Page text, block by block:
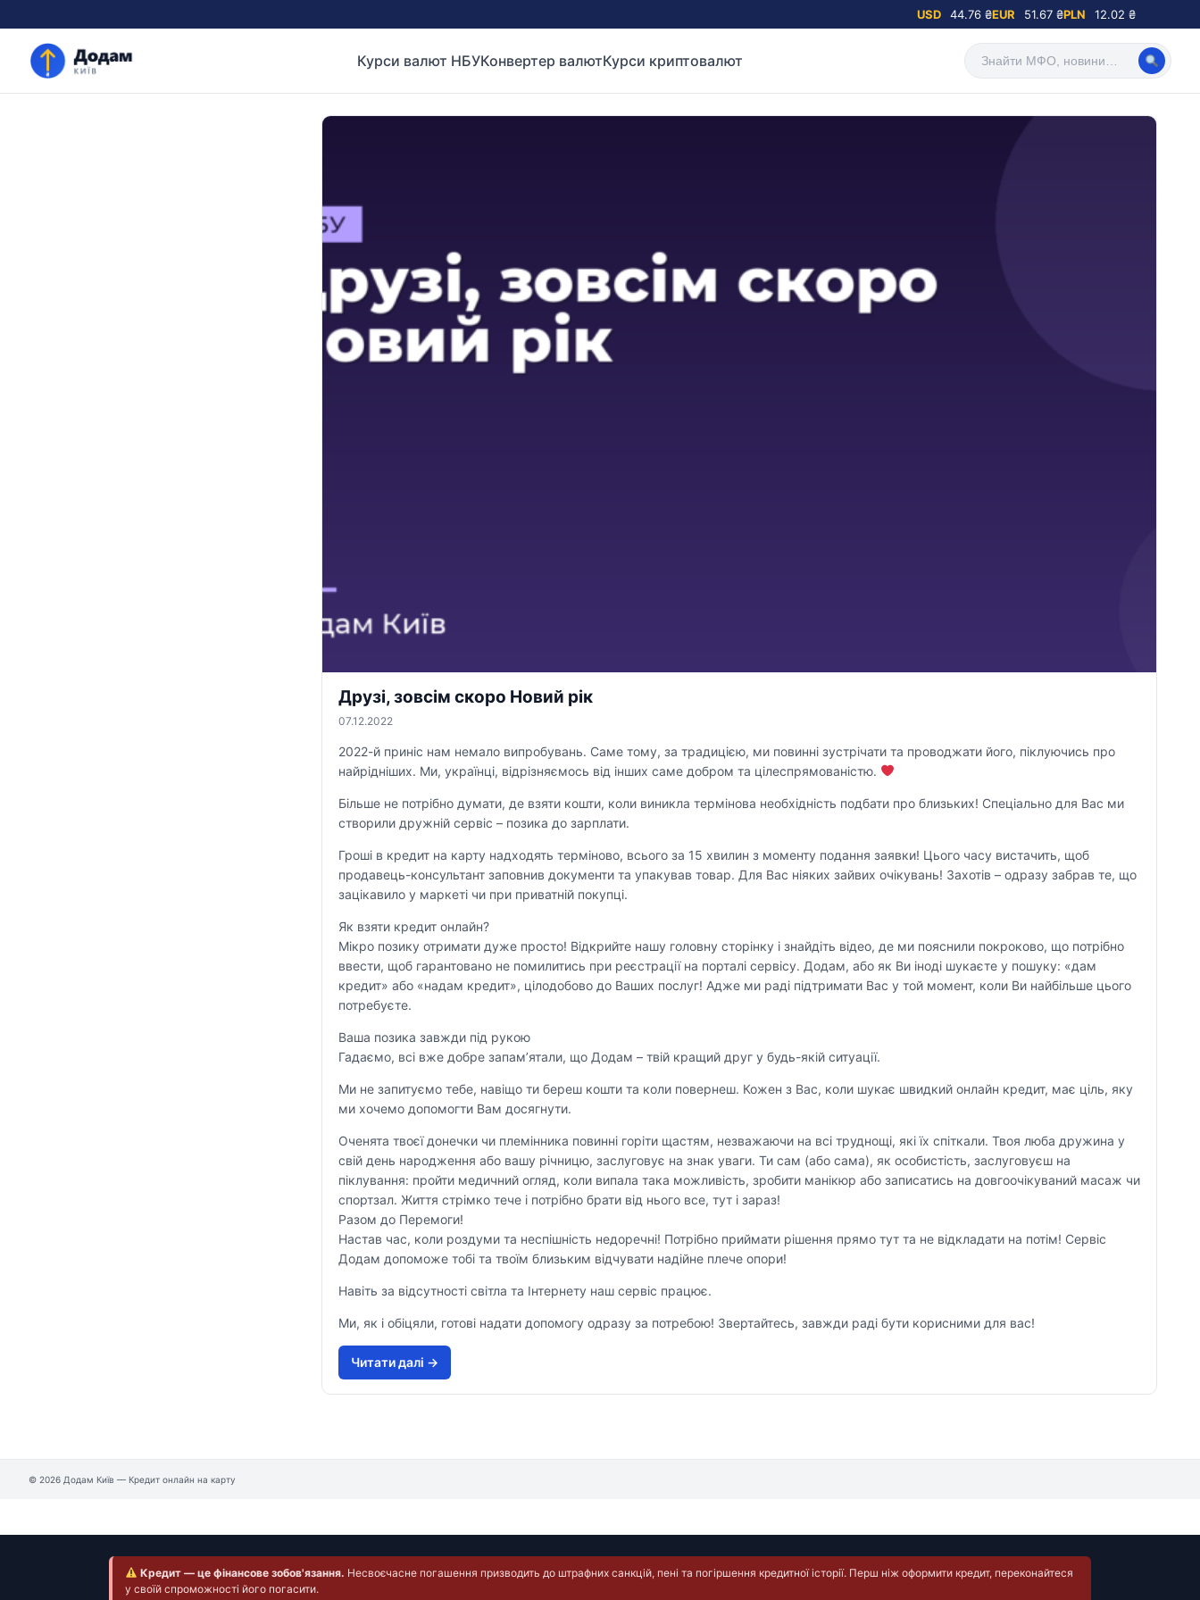
USD 44.76 ₴EUR 51.67 ₴PLN 12.02 ₴
Курси валют НБУКонвертер валютКурси криптовалют
Друзі, зовсім скоро Новий рік
07.12.2022
2022-й приніс нам немало випробувань. Саме тому, за традицією, ми повинні зустрічати та проводжати його, піклуючись про
найрідніших. Ми, українці, відрізняємось від інших саме добром та цілеспрямованістю.
Більше не потрібно думати, де взяти кошти, коли виникла термінова необхідність подбати про близьких! Спеціально для Вас ми
створили дружній сервіс – позика до зарплати.
Гроші в кредит на карту надходять терміново, всього за 15 хвилин з моменту подання заявки! Цього часу вистачить, щоб
продавець-консультант заповнив документи та упакував товар. Для Вас ніяких зайвих очікувань! Захотів – одразу забрав те, що
зацікавило у маркеті чи при приватній покупці.
Як взяти кредит онлайн?
Мікро позику отримати дуже просто! Відкрийте нашу головну сторінку і знайдіть відео, де ми пояснили покроково, що потрібно
ввести, щоб гарантовано не помилитись при реєстрації на порталі сервісу. Додам, або як Ви іноді шукаєте у пошуку: «дам
кредит» або «надам кредит», цілодобово до Ваших послуг! Адже ми раді підтримати Вас у той момент, коли Ви найбільше цього
потребуєте.
Ваша позика завжди під рукою
Гадаємо, всі вже добре запам’ятали, що Додам – твій кращий друг у будь-якій ситуації.
Ми не запитуємо тебе, навіщо ти береш кошти та коли повернеш. Кожен з Вас, коли шукає швидкий онлайн кредит, має ціль, яку
ми хочемо допомогти Вам досягнути.
Оченята твоєї донечки чи племінника повинні горіти щастям, незважаючи на всі труднощі, які їх спіткали. Твоя люба дружина у
свій день народження або вашу річницю, заслуговує на знак уваги. Ти сам (або сама), як особистість, заслуговуєш на
піклування: пройти медичний огляд, коли випала така можливість, зробити манікюр або записатись на довгоочікуваний масаж чи
спортзал. Життя стрімко тече і потрібно брати від нього все, тут і зараз!
Разом до Перемоги!
Настав час, коли роздуми та неспішність недоречні! Потрібно приймати рішення прямо тут та не відкладати на потім! Сервіс
Додам допоможе тобі та твоїм близьким відчувати надійне плече опори!
Навіть за відсутності світла та Інтернету наш сервіс працює.
Ми, як і обіцяли, готові надати допомогу одразу за потребою! Звертайтесь, завжди раді бути корисними для вас!
Читати далi →
© 2026 Додам Київ — Кредит онлайн на карту
Кредит — це фінансове зобов'язання. Несвоєчасне погашення призводить до штрафних санкцій, пені та погіршення кредитної історії. Перш ніж оформити кредит, переконайтеся
у своїй спроможності його погасити.